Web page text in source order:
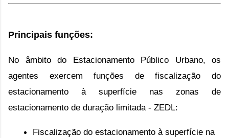
Principais funções:
No âmbito do Estacionamento Público Urbano, os
agentes exercem funções de fiscalização do
estacionamento à superfície nas zonas de
estacionamento de duração limitada - ZEDL:
Fiscalização do estacionamento à superfície na